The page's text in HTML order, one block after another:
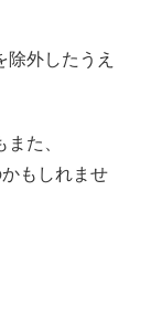
外したうえ
た、
もしれませ